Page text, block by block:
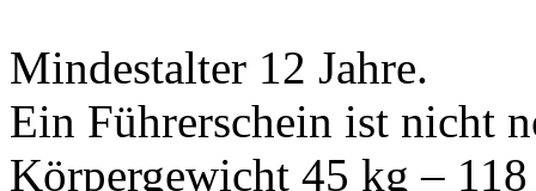
Mindestalter 12 Jahre.
Ein Führerschein ist nicht
Körpergewicht 45 kg –